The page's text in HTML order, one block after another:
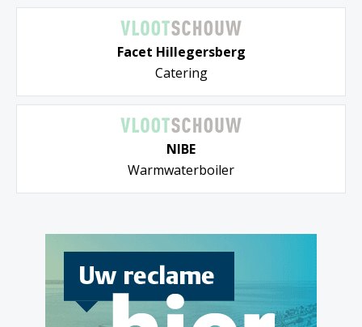
Facet Hillegersberg
Catering
NIBE
Warmwaterboiler